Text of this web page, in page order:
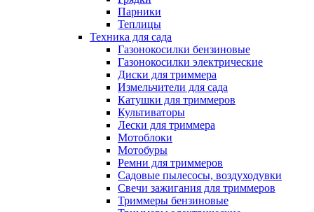
Парники
Теплицы
Техника для сада
Газонокосилки бензиновые
Газонокосилки электрические
Диски для триммера
Измельчители для сада
Катушки для триммеров
Культиваторы
Лески для триммера
Мотоблоки
Мотобуры
Ремни для триммеров
Садовые пылесосы, воздуходувки
Свечи зажигания для триммеров
Триммеры бензиновые